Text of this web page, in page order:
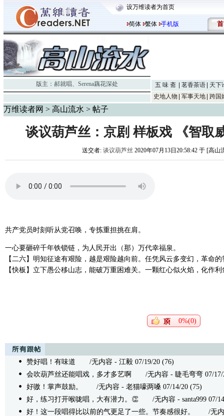
设万维读者为首页
简体 繁体 手机版 首
版主： 郝就唱、 Serena藕花深处 五 味 斋 茗香茶语
天下
史地人物
军事天地 跨国
万维读者网 > 高山流水 > 帖子
谈议葫芦丝：京剧 样板戏 《智取
送交者: 谈议葫芦丝 2020年07月13日20:58:42 于 [高山
共产党员时刻听从党召唤，专拣重担挑在肩。
一心要砸碎千年铁锁链，为人民开出（那）万代幸福泉。
【二六】明知征途有艰险，越是艰险越向前。任凭风云多变幻，革命
【快板】立下愚公移山志，能破万重困难关。一颗红心似火焰，化作
0%(0)
赞好唱！有味道 /无内容 - 江毅 07/19/20 (76)
会吹葫芦丝还能唱戏，多才多艺啊
/无内容 - 睫毛弯弯 07/17/
好嗷！掌声鼓励。
/无内容 - 老猫嚎两嗓 07/14/20 (75)
好，练习打开喉咙唱，大有潜力。👏 /无内容 - santa999 07/
好！这一段唱得比以前的气更足了一些。节奏感很好。
/无内